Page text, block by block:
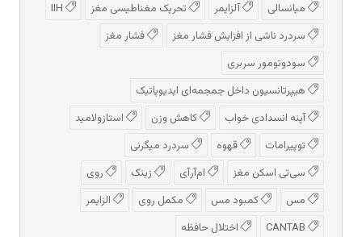
میانسالی
آلزایمر تحریک مغناطیسی مغز
سردرد ناشی از افزایش فشار مغز
فشار مغز
سودوتومور سربری
هیپرتانسیون داخل جمجمه‌ای ایدیوپاتیک
آپنه انسدادی خواب
کاهش وزن
استازولامید
توپیرامات
قهوه
سردرد میگرنی
سی‌تی اسکن مغز
ام‌آر‌آی زینک
روی
مس
کمبود مس مکمل روی
الزایمر
اختلال حافظه